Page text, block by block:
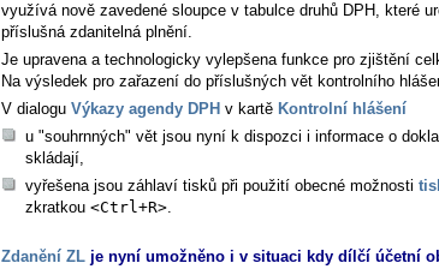
využívá nově zavedené sloupce v tabulce druhů DPH, které
příslušná zdanitelná plnění.
Je upravena a technologicky vylepšena funkce pro zjištění
Na výsledek pro zařazení do příslušných vět kontrolního
V dialogu Výkazy agendy DPH v kartě Kontrolní hlášení
u "souhrnných" vět jsou nyní k dispozci i informace o
skládají,
vyřešena jsou záhlaví tisků při použití obecné možnosti
zkratkou <Ctrl+R>.
Zdanění ZL je nyní umožněno i v situaci kdy dílčí účetní